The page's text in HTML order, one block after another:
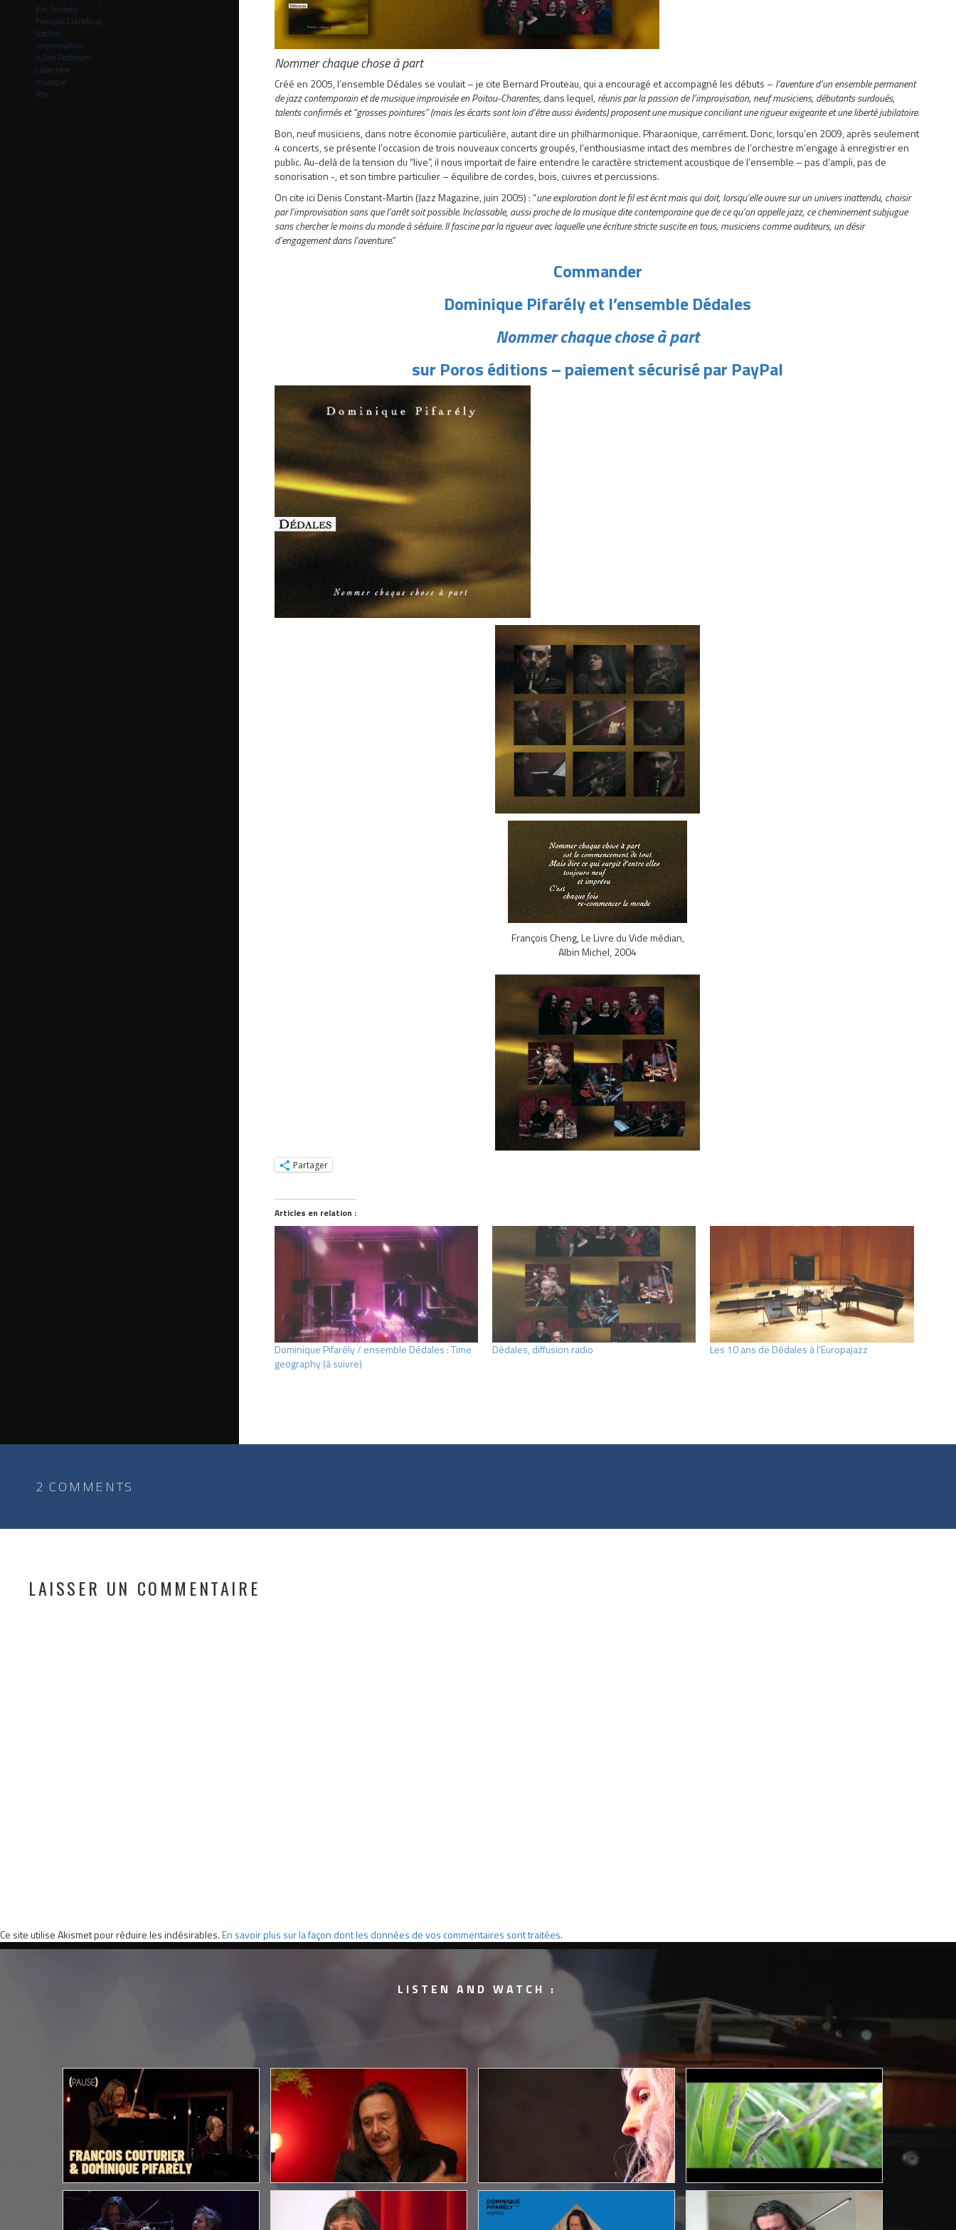
Eric Groleau
François Corneloup
Gachet
improvisation
Julien Padovani
Labarrière
musique
Roy
Nommer chaque chose à part
Créé en 2005, l’ensemble Dédales se voulait – je cite Bernard Prouteau, qui a encouragé et accompagné les débuts – l’aventure d’un ensemble permanent
de jazz contemporain et de musique improvisée en Poitou-Charentes, dans lequel,réunis par la passion de l’improvisation, neuf musiciens, débutants surdoués,
talents confirmés et “grosses pointures” (mais les écarts sont loin d’être aussi évidents) proposent une musique conciliant une rigueur exigeante et une liberté jubilatoire.
Bon, neuf musiciens, dans notre économie particulière, autant dire un philharmonique. Pharaonique, carrément. Donc, lorsqu’en 2009, après seulement
4 concerts, se présente l’occasion de trois nouveaux concerts groupés, l’enthousiasme intact des membres de l’orchestre m’engage à enregistrer en
public. Au-delà de la tension du “live”, il nous importait de faire entendre le caractère strictement acoustique de l’ensemble – pas d’ampli, pas de
sonorisation -, et son timbre particulier – équilibre de cordes, bois, cuivres et percussions.
On cite ici Denis Constant-Martin (Jazz Magazine, juin 2005) : “une exploration dont le fil est écrit mais qui doit, lorsqu’elle ouvre sur un univers inattendu, choisir
par l’improvisation sans que l’arrêt soit possible. Inclassable, aussi proche de la musique dite contemporaine que de ce qu’on appelle jazz, ce cheminement subjugue
sans chercher le moins du monde à séduire. Il fascine par la rigueur avec laquelle une écriture stricte suscite en tous, musiciens comme auditeurs, un désir
d’engagement dans l’aventure.”
Commander
Dominique Pifarély et l’ensemble Dédales
Nommer chaque chose à part
sur Poros éditions – paiement sécurisé par PayPal
François Cheng, Le Livre du Vide médian,
Albin Michel, 2004
Partager
Articles en relation :
Dominique Pifarély / ensemble Dédales : Time
geography (à suivre)
Dédales, diffusion radio Les 10 ans de Dédales à l’Europajazz
2 COMMENTS
LAISSER UN COMMENTAIRE
Ce site utilise Akismet pour réduire les indésirables.En savoir plus sur la façon dont les données de vos commentaires sont traitées.
LISTEN AND WATCH :